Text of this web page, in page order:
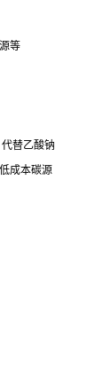
等
替乙酸钠
成本碳源